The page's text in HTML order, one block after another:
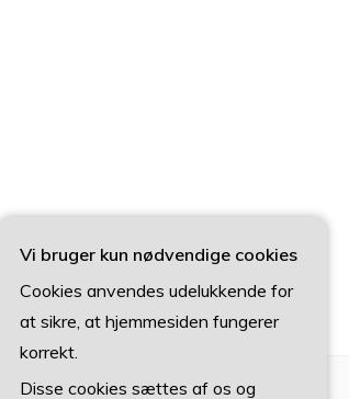
Vi bruger kun nødvendige cookies
Cookies anvendes udelukkende for
at sikre, at hjemmesiden fungerer
korrekt.
Disse cookies sættes af os og